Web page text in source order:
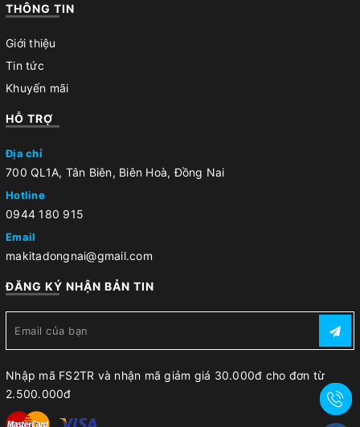
THÔNG TIN
Giới thiệu
Tin tức
Khuyến mãi
HỖ TRỢ
Địa chỉ
700 QL1A, Tân Biên, Biên Hoà, Đồng Nai
Hotline
0944 180 915
Email
makitadongnai@gmail.com
ĐĂNG KÝ NHẬN BẢN TIN
Nhập mã FS2TR và nhận mã giảm giá 30.000đ cho đơn từ
2.500.000đ